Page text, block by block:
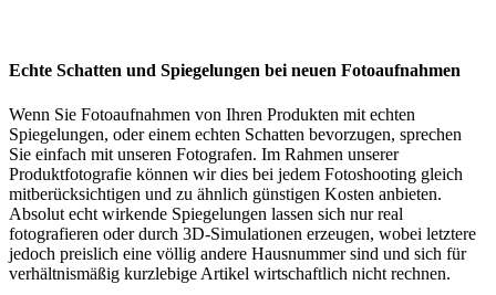
Echte Schatten und Spiegelungen bei neuen Fotoaufnahmen
Wenn Sie Fotoaufnahmen von Ihren Produkten mit echten
Spiegelungen, oder einem echten Schatten bevorzugen, sprechen
Sie einfach mit unseren Fotografen. Im Rahmen unserer
Produktfotografie können wir dies bei jedem Fotoshooting gleich
mitberücksichtigen und zu ähnlich günstigen Kosten anbieten.
Absolut echt wirkende Spiegelungen lassen sich nur real
fotografieren oder durch 3D-Simulationen erzeugen, wobei letztere
jedoch preislich eine völlig andere Hausnummer sind und sich für
verhältnismäßig kurzlebige Artikel wirtschaftlich nicht rechnen.